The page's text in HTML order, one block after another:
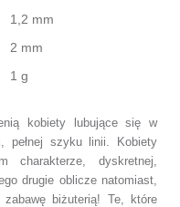
1,2 mm
2 mm
1 g
kobiety lubujące się w
pełnej szyku linii. Kobiety
charakterze, dyskretnej,
drugie oblicze natomiast,
biżuterią! Te, które